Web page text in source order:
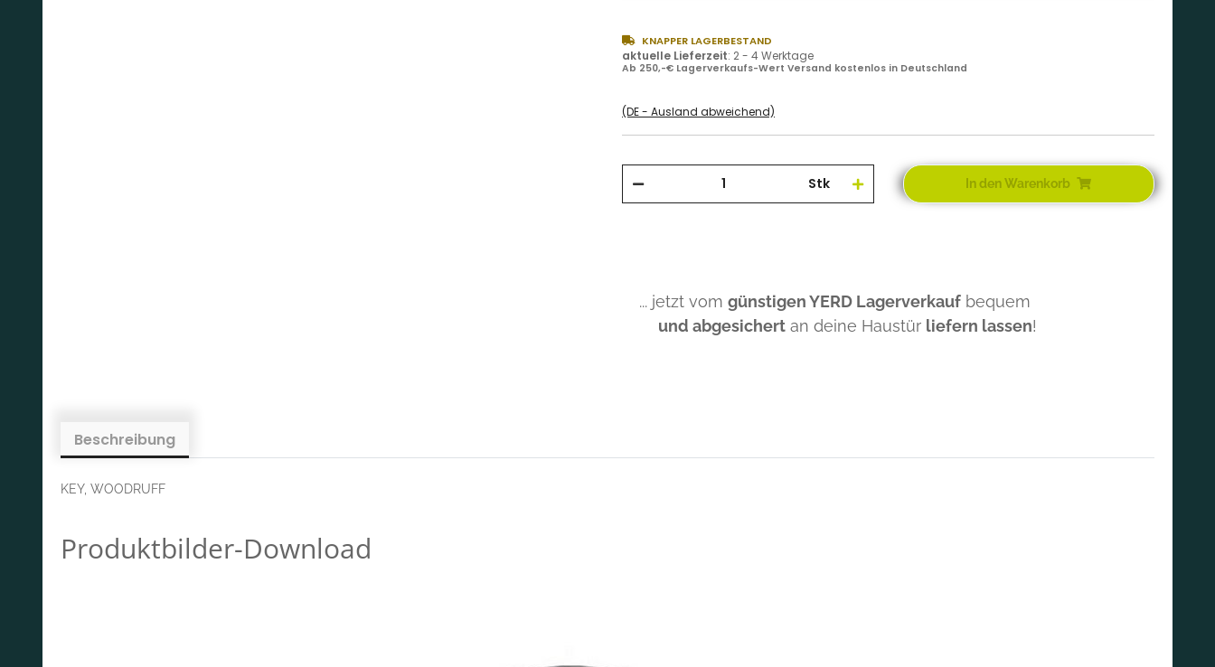
KNAPPER LAGERBESTAND
aktuelle Lieferzeit: 2 - 4 Werktage
Ab 250,-€ Lagerverkaufs-Wert Versand kostenlos in Deutschland
(DE - Ausland abweichend)
Stk In den Warenkorb
... jetzt vom günstigen YERD Lagerverkauf bequem
und abgesichert an deine Haustür liefern lassen!
Beschreibung
KEY, WOODRUFF
Produktbilder-Download